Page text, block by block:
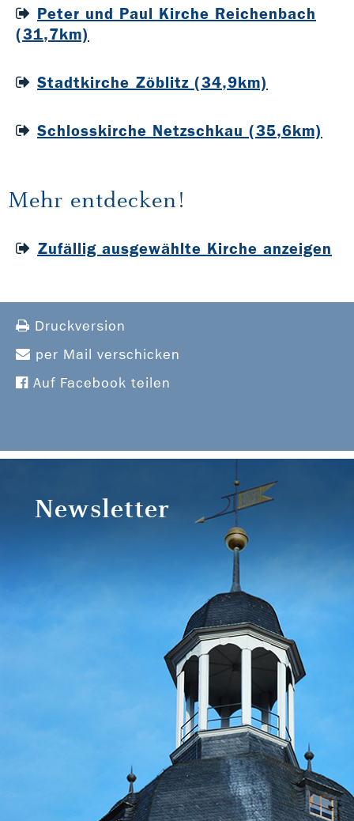
Peter und Paul Kirche Reichenbach
(31,7km)
Stadtkirche Zöblitz (34,9km)
Schlosskirche Netzschkau (35,6km)
Mehr entdecken!
Zufällig ausgewählte Kirche anzeigen
Druckversion
per Mail verschicken
Auf Facebook teilen
Newsletter